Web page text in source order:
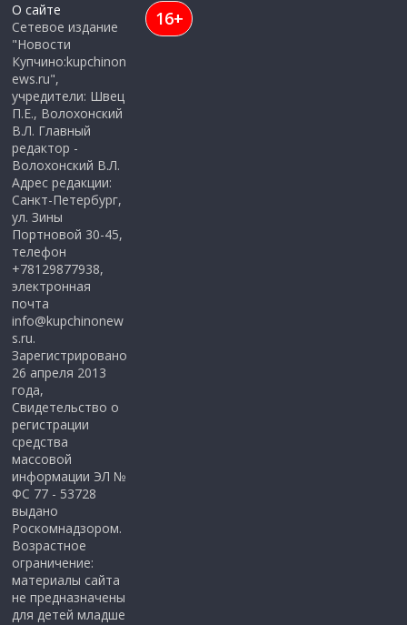
О сайте
Сетевое издание
"Новости
Купчино:kupchinon
ews.ru",
учредители: Швец
П.Е., Волохонский
В.Л. Главный
редактор -
Волохонский В.Л.
Адрес редакции:
Санкт-Петербург,
ул. Зины
Портновой 30-45,
телефон
+78129877938,
электронная
почта
info@kupchinonew
s.ru.
Зарегистрировано
26 апреля 2013
года,
Свидетельство о
регистрации
средства
массовой
информации ЭЛ №
ФС 77 - 53728
выдано
Роскомнадзором.
Возрастное
ограничение:
материалы сайта
не предназначены
для детей младше
16+